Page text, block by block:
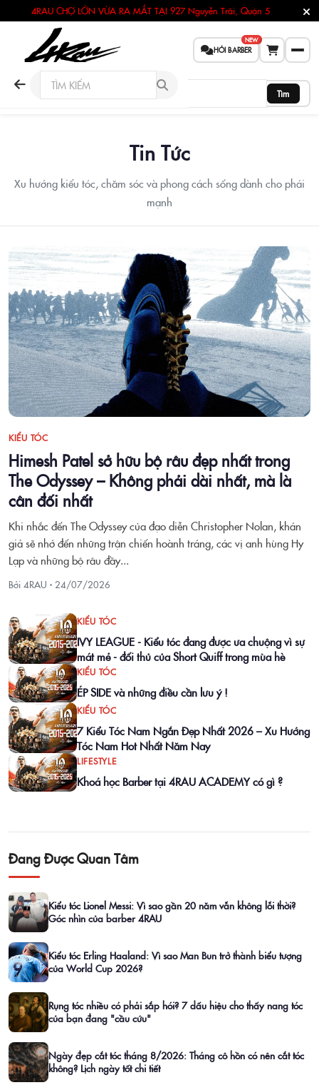
4RAU CHỢ LỚN VỪA RA MẮT TẠI 927 Nguyễn Trãi, Quận 5
HỎI BARBER
NEW
Tìm
Tin Tức
Xu hướng kiểu tóc, chăm sóc và phong cách sống dành cho phái
mạnh
KIỂU TÓC
Himesh Patel sở hữu bộ râu đẹp nhất trong
The Odyssey – Không phải dài nhất, mà là
cân đối nhất
Khi nhắc đến The Odyssey của đạo diễn Christopher Nolan, khán
giả sẽ nhớ đến những trận chiến hoành tráng, các vị anh hùng Hy
Lạp và những bộ râu đầy...
Bởi 4RAU · 24/07/2026
KIỂU TÓC
IVY LEAGUE - Kiểu tóc đang được ưa chuộng vì sự
mát mẻ - đối thủ của Short Quiff trong mùa hè
KIỂU TÓC
ÉP SIDE và những điều cần lưu ý !
KIỂU TÓC
7 Kiểu Tóc Nam Ngắn Đẹp Nhất 2026 – Xu Hướng
Tóc Nam Hot Nhất Năm Nay
LIFESTYLE
Khoá học Barber tại 4RAU ACADEMY có gì ?
Đang Được Quan Tâm
Kiểu tóc Lionel Messi: Vì sao gần 20 năm vẫn không lỗi thời?
Góc nhìn của barber 4RAU
Kiểu tóc Erling Haaland: Vì sao Man Bun trở thành biểu tượng
của World Cup 2026?
Rụng tóc nhiều có phải sắp hói? 7 dấu hiệu cho thấy nang tóc
của bạn đang "cầu cứu"
Ngày đẹp cắt tóc tháng 8/2026: Tháng cô hồn có nên cắt tóc
không? Lịch ngày tốt chi tiết